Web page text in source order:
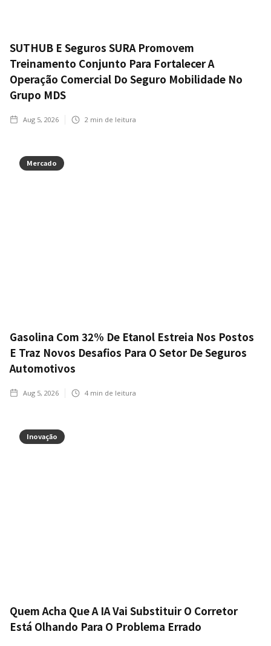
SUTHUB E Seguros SURA Promovem
Treinamento Conjunto Para Fortalecer A
Operação Comercial Do Seguro Mobilidade No
Grupo MDS
Aug 5, 2026 2 min de leitura
Mercado
Gasolina Com 32% De Etanol Estreia Nos Postos
E Traz Novos Desafios Para O Setor De Seguros
Automotivos
Aug 5, 2026 4 min de leitura
Inovação
Quem Acha Que A IA Vai Substituir O Corretor
Está Olhando Para O Problema Errado